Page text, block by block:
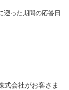
遡った期間の応答日
式会社がお客さま